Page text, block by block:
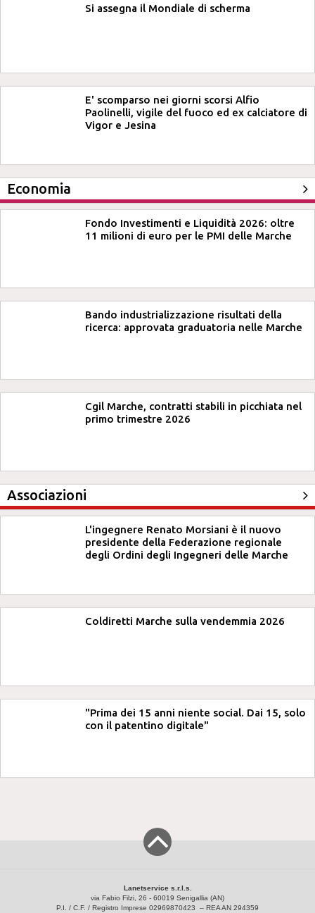
Si assegna il Mondiale di scherma
E' scomparso nei giorni scorsi Alfio
Paolinelli, vigile del fuoco ed ex calciatore di
Vigor e Jesina
Economia
Fondo Investimenti e Liquidità 2026: oltre
11 milioni di euro per le PMI delle Marche
Bando industrializzazione risultati della
ricerca: approvata graduatoria nelle Marche
Cgil Marche, contratti stabili in picchiata nel
primo trimestre 2026
Associazioni
L'ingegnere Renato Morsiani è il nuovo
presidente della Federazione regionale
degli Ordini degli Ingegneri delle Marche
Coldiretti Marche sulla vendemmia 2026
"Prima dei 15 anni niente social. Dai 15, solo
con il patentino digitale"
Lanetservice s.r.l.s.
via Fabio Filzi, 26 - 60019 Senigallia (AN)
P.I. / C.F. / Registro Imprese 02969870423 – REA AN 294359